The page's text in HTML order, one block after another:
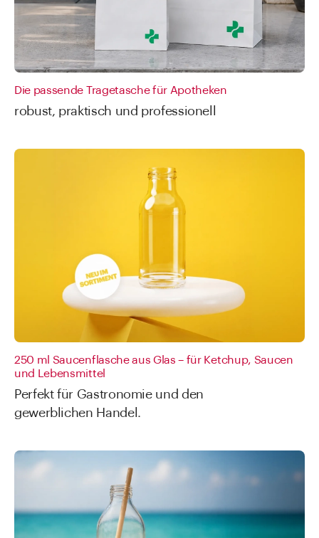
Die passende Tragetasche für Apotheken
robust, praktisch und professionell
250 ml Saucenflasche aus Glas – für Ketchup, Saucen
und Lebensmittel
Perfekt für Gastronomie und den
gewerblichen Handel.